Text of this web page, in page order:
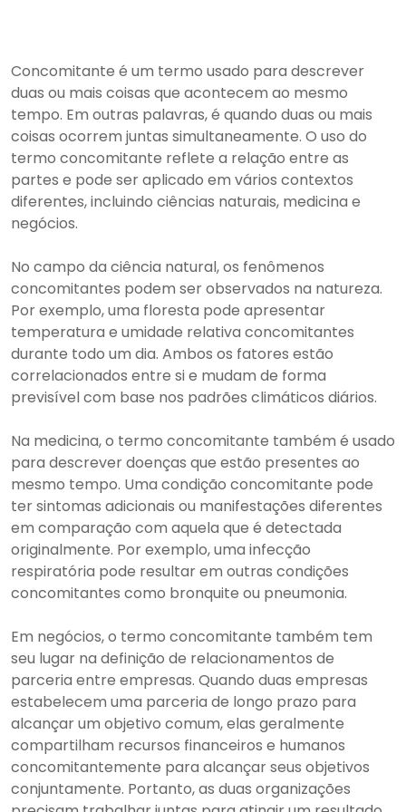
Concomitante é um termo usado para descrever
duas ou mais coisas que acontecem ao mesmo
tempo. Em outras palavras, é quando duas ou mais
coisas ocorrem juntas simultaneamente. O uso do
termo concomitante reflete a relação entre as
partes e pode ser aplicado em vários contextos
diferentes, incluindo ciências naturais, medicina e
negócios.
No campo da ciência natural, os fenômenos
concomitantes podem ser observados na natureza.
Por exemplo, uma floresta pode apresentar
temperatura e umidade relativa concomitantes
durante todo um dia. Ambos os fatores estão
correlacionados entre si e mudam de forma
previsível com base nos padrões climáticos diários.
Na medicina, o termo concomitante também é usado
para descrever doenças que estão presentes ao
mesmo tempo. Uma condição concomitante pode
ter sintomas adicionais ou manifestações diferentes
em comparação com aquela que é detectada
originalmente. Por exemplo, uma infecção
respiratória pode resultar em outras condições
concomitantes como bronquite ou pneumonia.
Em negócios, o termo concomitante também tem
seu lugar na definição de relacionamentos de
parceria entre empresas. Quando duas empresas
estabelecem uma parceria de longo prazo para
alcançar um objetivo comum, elas geralmente
compartilham recursos financeiros e humanos
concomitantemente para alcançar seus objetivos
conjuntamente. Portanto, as duas organizações